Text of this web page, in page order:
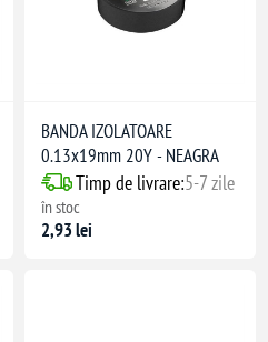
BANDA IZOLATOARE
0.13x19mm 20Y - NEAGRA
Timp de livrare:5-7 zile
în stoc
2,93 lei